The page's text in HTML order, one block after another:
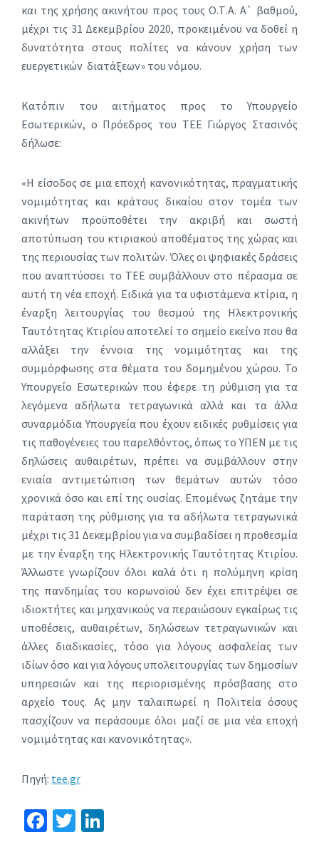
και της χρήσης ακινήτου προς τους Ο.Τ.Α. Α` βαθμού,
μέχρι τις 31 Δεκεμβρίου 2020, προκειμένου να δοθεί η
δυνατότητα στους πολίτες να κάνουν χρήση των
ευεργετικών διατάξεων» του νόμου.
Κατόπιν του αιτήματος προς το Υπουργείο
Εσωτερικών, ο Πρόεδρος του ΤΕΕ Γιώργος Στασινός
δήλωσε:
«Η είσοδος σε μια εποχή κανονικότητας, πραγματικής
νομιμότητας και κράτους δικαίου στον τομέα των
ακινήτων προϋποθέτει την ακριβή και σωστή
αποτύπωση του κτιριακού αποθέματος της χώρας και
της περιουσίας των πολιτών. Όλες οι ψηφιακές δράσεις
που αναπτύσσει το ΤΕΕ συμβάλλουν στο πέρασμα σε
αυτή τη νέα εποχή. Ειδικά για τα υφιστάμενα κτίρια, η
έναρξη λειτουργίας του θεσμού της Ηλεκτρονικής
Ταυτότητας Κτιρίου αποτελεί το σημείο εκείνο που θα
αλλάξει την έννοια της νομιμότητας και της
συμμόρφωσης στα θέματα του δομημένου χώρου. Το
Υπουργείο Εσωτερικών που έφερε τη ρύθμιση για τα
λεγόμενα αδήλωτα τετραγωνικά αλλά και τα άλλα
συναρμόδια Υπουργεία που έχουν ειδικές ρυθμίσεις για
τις παθογένειες του παρελθόντος, όπως το ΥΠΕΝ με τις
δηλώσεις αυθαιρέτων, πρέπει να συμβάλλουν στην
ενιαία αντιμετώπιση των θεμάτων αυτών τόσο
χρονικά όσο και επί της ουσίας. Επομένως ζητάμε την
παράταση της ρύθμισης για τα αδήλωτα τετραγωνικά
μέχρι τις 31 Δεκεμβρίου για να συμβαδίσει η προθεσμία
με την έναρξη της Ηλεκτρονικής Ταυτότητας Κτιρίου.
Άλλωστε γνωρίζουν όλοι καλά ότι η πολύμηνη κρίση
της πανδημίας του κορωνοϊού δεν έχει επιτρέψει σε
ιδιοκτήτες και μηχανικούς να περαιώσουν εγκαίρως τις
υποθέσεις, αυθαιρέτων, δηλώσεων τετραγωνικών και
άλλες διαδικασίες, τόσο για λόγους ασφαλείας των
ιδίων όσο και για λόγους υπολειτουργίας των δημοσίων
υπηρεσιών και της περιορισμένης πρόσβασης στο
αρχείο τους. Ας μην ταλαιπωρεί η Πολιτεία όσους
πασχίζουν να περάσουμε όλοι μαζί σε μια νέα εποχή
νομιμότητας και κανονικότητας».
Πηγή: tee.gr
Fa T